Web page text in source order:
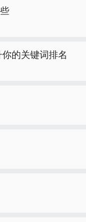
的关键词排名